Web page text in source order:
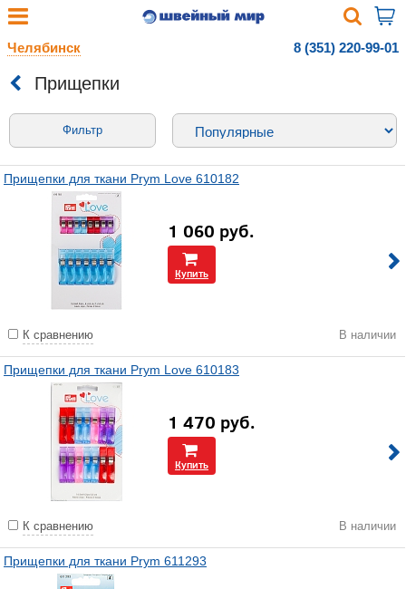
Челябинск 8 (351) 220-99-01
Прищепки
Фильтр
Прищепки для ткани Prym Love 610182
1 060 руб.
Купить
К сравнению В наличии
Прищепки для ткани Prym Love 610183
1 470 руб.
Купить
К сравнению В наличии
Прищепки для ткани Prym 611293